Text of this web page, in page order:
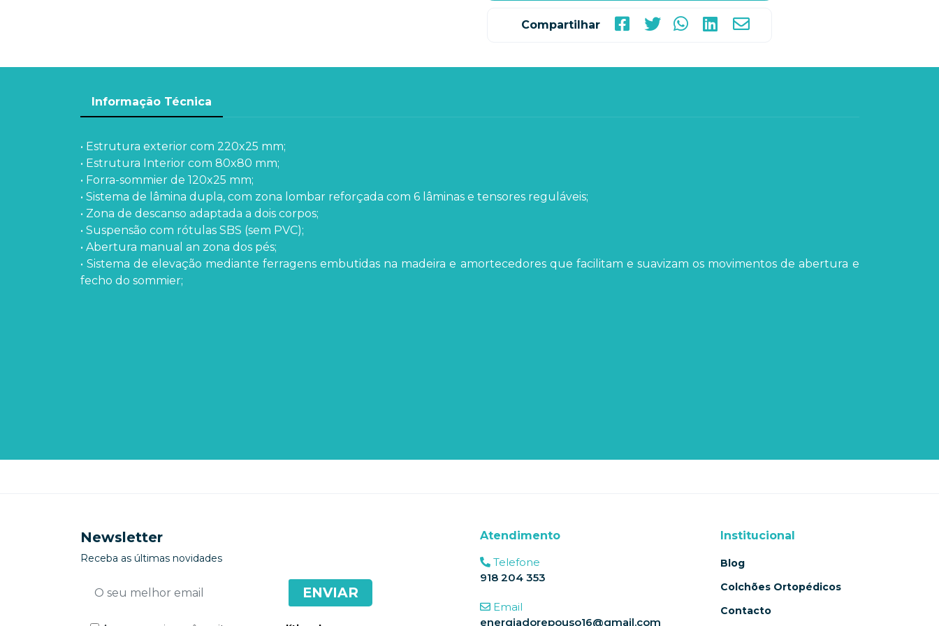
Compartilhar
Informação Técnica
• Estrutura exterior com 220x25 mm;
• Estrutura Interior com 80x80 mm;
• Forra-sommier de 120x25 mm;
• Sistema de lâmina dupla, com zona lombar reforçada com 6 lâminas e tensores reguláveis;
• Zona de descanso adaptada a dois corpos;
• Suspensão com rótulas SBS (sem PVC);
• Abertura manual an zona dos pés;
• Sistema de elevação mediante ferragens embutidas na madeira e amortecedores que facilitam e suavizam os movimentos de abertura e
fecho do sommier;
Newsletter
Receba as últimas novidades
Atendimento
Telefone
918 204 353
Email
energiadorepouso16@gmail.com
Institucional
Blog
Colchões Ortopédicos
Contacto